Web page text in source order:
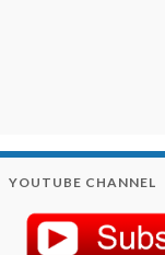
YOUTUBE CHANNEL